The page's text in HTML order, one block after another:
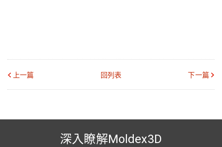
上一篇 回列表 下一篇
深入瞭解Moldex3D